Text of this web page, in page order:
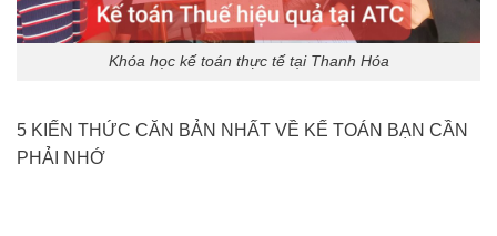
Khóa học kế toán thực tế tại Thanh Hóa
5 KIẾN THỨC CĂN BẢN NHẤT VỀ KẾ TOÁN BẠN CẦN
PHẢI NHỚ